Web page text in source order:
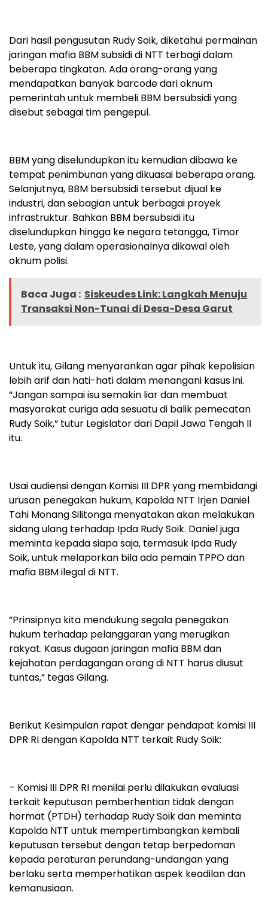
Dari hasil pengusutan Rudy Soik, diketahui permainan
jaringan mafia BBM subsidi di NTT terbagi dalam
beberapa tingkatan. Ada orang-orang yang
mendapatkan banyak barcode dari oknum
pemerintah untuk membeli BBM bersubsidi yang
disebut sebagai tim pengepul.
BBM yang diselundupkan itu kemudian dibawa ke
tempat penimbunan yang dikuasai beberapa orang.
Selanjutnya, BBM bersubsidi tersebut dijual ke
industri, dan sebagian untuk berbagai proyek
infrastruktur. Bahkan BBM bersubsidi itu
diselundupkan hingga ke negara tetangga, Timor
Leste, yang dalam operasionalnya dikawal oleh
oknum polisi.
Baca Juga : Siskeudes Link: Langkah Menuju
Transaksi Non-Tunai di Desa-Desa Garut
Untuk itu, Gilang menyarankan agar pihak kepolisian
lebih arif dan hati-hati dalam menangani kasus ini.
“Jangan sampai isu semakin liar dan membuat
masyarakat curiga ada sesuatu di balik pemecatan
Rudy Soik,” tutur Legislator dari Dapil Jawa Tengah II
itu.
Usai audiensi dengan Komisi III DPR yang membidangi
urusan penegakan hukum, Kapolda NTT Irjen Daniel
Tahi Monang Silitonga menyatakan akan melakukan
sidang ulang terhadap Ipda Rudy Soik. Daniel juga
meminta kepada siapa saja, termasuk Ipda Rudy
Soik, untuk melaporkan bila ada pemain TPPO dan
mafia BBM ilegal di NTT.
“Prinsipnya kita mendukung segala penegakan
hukum terhadap pelanggaran yang merugikan
rakyat. Kasus dugaan jaringan mafia BBM dan
kejahatan perdagangan orang di NTT harus diusut
tuntas,” tegas Gilang.
Berikut Kesimpulan rapat dengar pendapat komisi III
DPR RI dengan Kapolda NTT terkait Rudy Soik:
– Komisi III DPR RI menilai perlu dilakukan evaluasi
terkait keputusan pemberhentian tidak dengan
hormat (PTDH) terhadap Rudy Soik dan meminta
Kapolda NTT untuk mempertimbangkan kembali
keputusan tersebut dengan tetap berpedoman
kepada peraturan perundang-undangan yang
berlaku serta memperhatikan aspek keadilan dan
kemanusiaan.